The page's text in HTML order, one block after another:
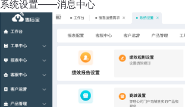
系统设置——消息中心